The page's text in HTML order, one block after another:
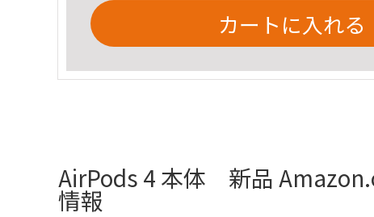
カートに入れる
AirPods 4 本体 新品
情報